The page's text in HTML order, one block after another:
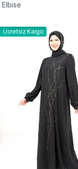
Elbise
Ücretsiz Kargo